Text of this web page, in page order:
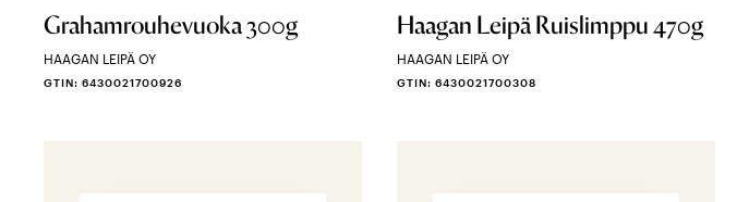
Grahamrouhevuoka 300g
HAAGAN LEIPÄ OY
GTIN: 6430021700926
Haagan Leipä Ruislimppu 470g
HAAGAN LEIPÄ OY
GTIN: 6430021700308